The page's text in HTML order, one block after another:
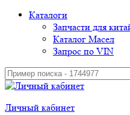
Каталоги
Запчасти для
Каталог Масел
Запрос по VIN
Личный кабинет